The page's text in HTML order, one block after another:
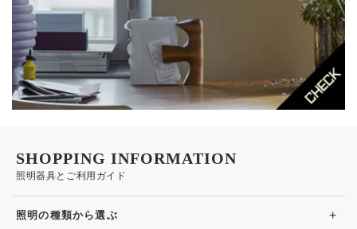
照明器具とご利用ガイド
SHOPPING INFORMATION
照明の種類から選ぶ +